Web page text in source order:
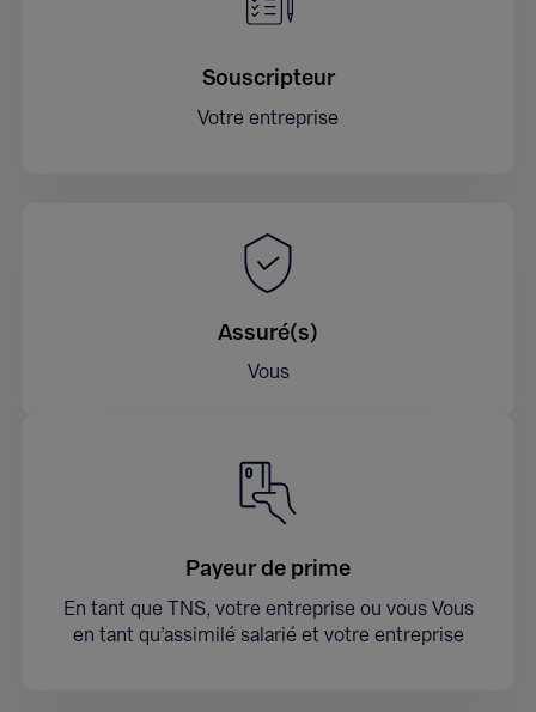
Souscripteur
Votre entreprise
Assuré(s)
Vous
Payeur de prime
En tant que TNS, votre entreprise ou vous Vous
en tant qu’assimilé salarié et votre entreprise